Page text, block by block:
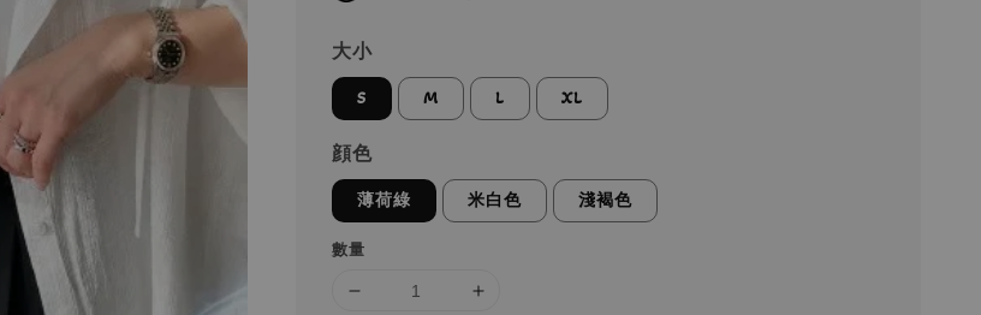
大小
S M L XL
顔色
薄荷綠 米白色 淺褐色
數量